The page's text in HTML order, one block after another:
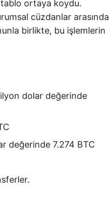
ortaya koydu.
cüzdanlar arasında
birlikte, bu işlemlerin
dolar değerinde
değerinde 7.274 BTC